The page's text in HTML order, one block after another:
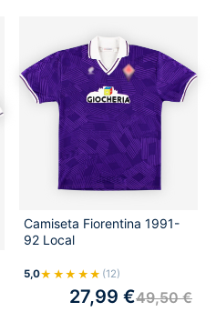
Camiseta Fiorentina 1991-
92 Local
5,0★★★★★ (12)
49,50€
27,99 €